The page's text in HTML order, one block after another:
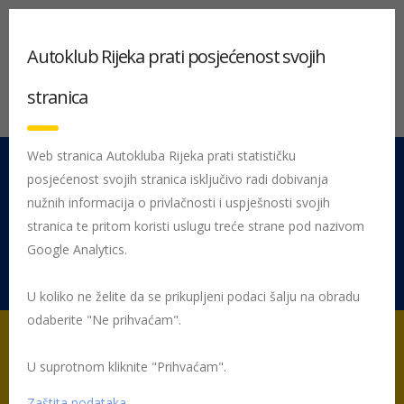
051 212 442 Centrala
Pon - Pet 08:00 - 16:00
Rujevica 9/1, 51000 Rijeka
Početna HAK Članstvo – isplati se biti član
Autoklub Rijeka prati posjećenost svojih
stranica
Web stranica Autokluba Rijeka prati statističku
posjećenost svojih stranica isključivo radi dobivanja
nužnih informacija o privlačnosti i uspješnosti svojih
stranica te pritom koristi uslugu treće strane pod nazivom
Google Analytics.
U koliko ne želite da se prikupljeni podaci šalju na obradu
odaberite "Ne prihvaćam".
U suprotnom kliknite "Prihvaćam".